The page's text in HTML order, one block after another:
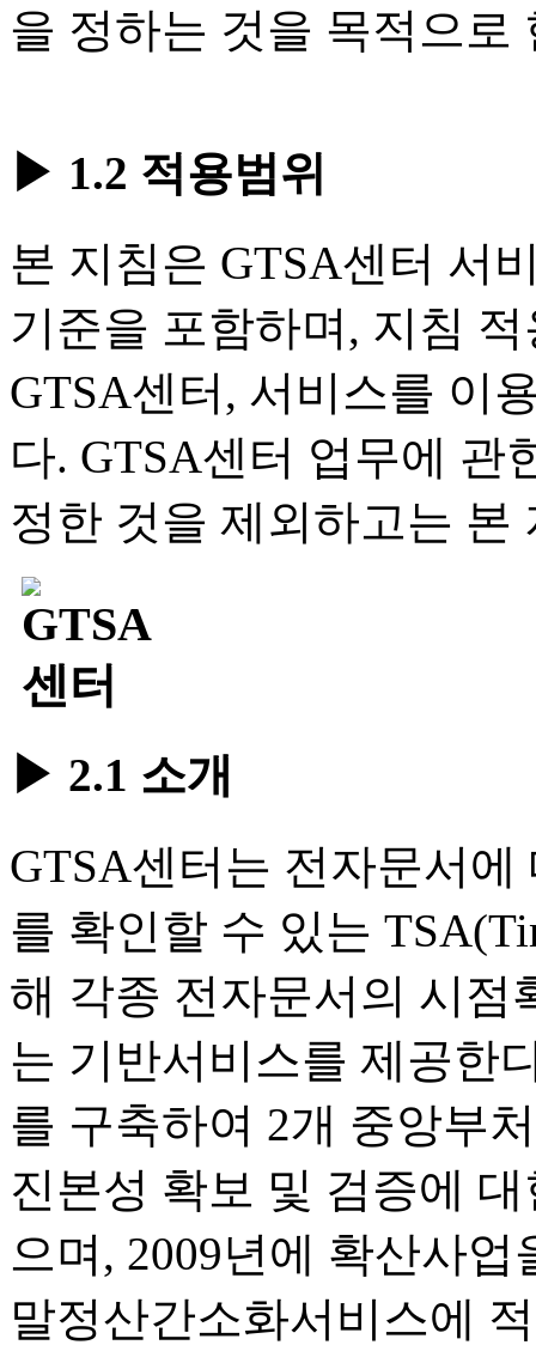
을 정하는 것을 목적으로
▶ 1.2 적용범위
본 지침은 GTSA센터 서
기준을 포함하며, 지침
GTSA센터, 서비스를 이
다. GTSA센터 업무에 관
정한 것을 제외하고는 본
▶ 2.1 소개
GTSA센터는 전자문서
를 확인할 수 있는
해 각종 전자문서의 시점
는 기반서비스를 제공한
를 구축하여 2개 중앙부
진본성 확보 및 검증에
으며, 2009년에 확산사
말정산간소화서비스에